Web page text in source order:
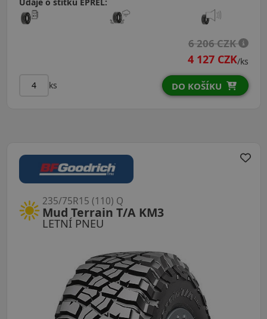
6 206 CZK
4 127 CZK/ks
ks DO KOŠÍKU
LETNÍ PNEU
Mud Terrain T/A KM3
235/75R15 (110) Q